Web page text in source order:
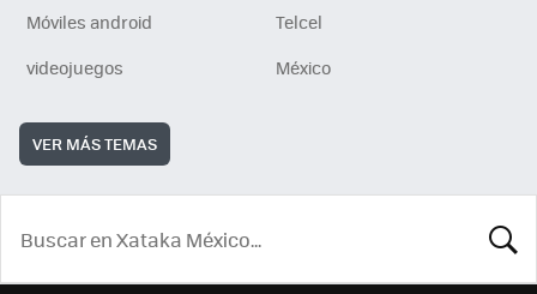
Móviles android
Telcel
videojuegos
México
VER MÁS TEMAS